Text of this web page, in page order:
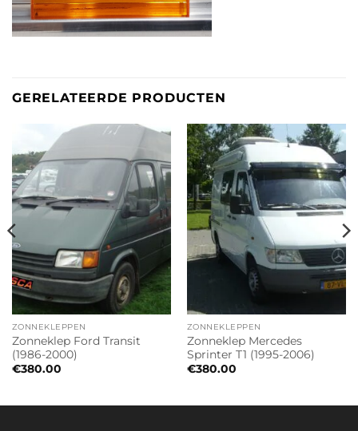
GERELATEERDE PRODUCTEN
ZONNEKLEPPEN
Zonneklep Ford Transit
(1986-2000)
€380.00
ZONNEKLEPPEN
Zonneklep Mercedes
Sprinter T1 (1995-2006)
€380.00